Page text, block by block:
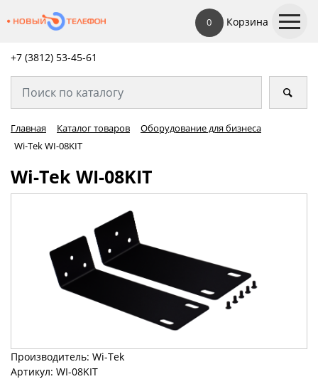
0 Корзина
+7 (3812) 53-45-61
Главная Каталог товаров
Оборудование для бизнеса
Wi-Tek WI-08KIT
Wi-Tek WI-08KIT
Производитель: Wi-Tek
Артикул: WI-08KIT